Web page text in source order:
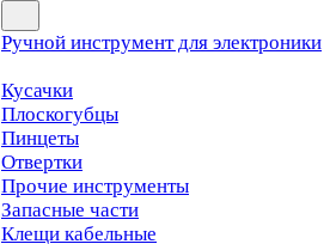
Ручной инструмент для электроники
Кусачки
Плоскогубцы
Пинцеты
Отвертки
Прочие инструменты
Запасные части
Клещи кабельные